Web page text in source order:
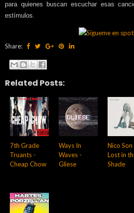
para quienes buscan escuchar esas
estímulos.
Share:
Related Posts:
7th Grade
Truants -
Cheap Chow
Ways In
Waves -
Gliese
Nico Son
Lost in
Shade